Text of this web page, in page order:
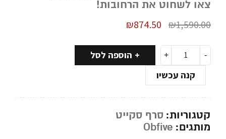
צאו לשחוט את הרחובות!
₪1,590.00
₪874.50
הוספה לסל
קנה עכשיו
קטגוריות: סרף סקייט
מותגים: Obfive